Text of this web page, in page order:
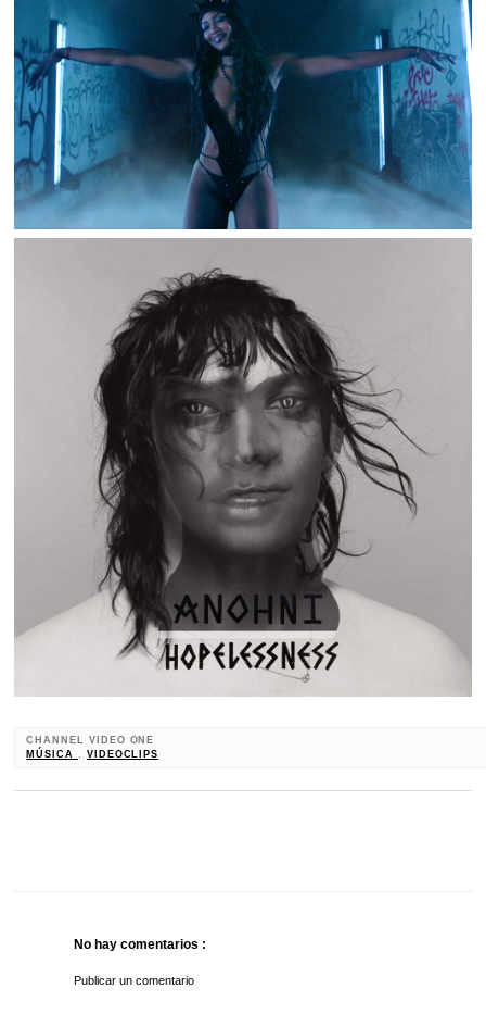
CHANNEL VIDEO ONE
MÚSICA
VIDEOCLIPS
No hay comentarios :
Publicar un comentario